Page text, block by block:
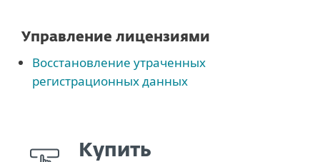
Управление лицензиями
Восстановление утраченных
регистрационных данных
Купить